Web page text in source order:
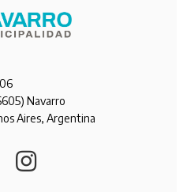
Navarro
Aires, Argentina